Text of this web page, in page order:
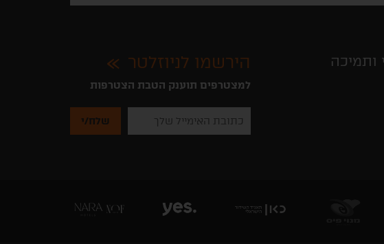
ותמיכה
הירשמו לניוזלטר
למצטרפים תוענק הטבת הצטרפות
להזין
את
ניוזלטרים